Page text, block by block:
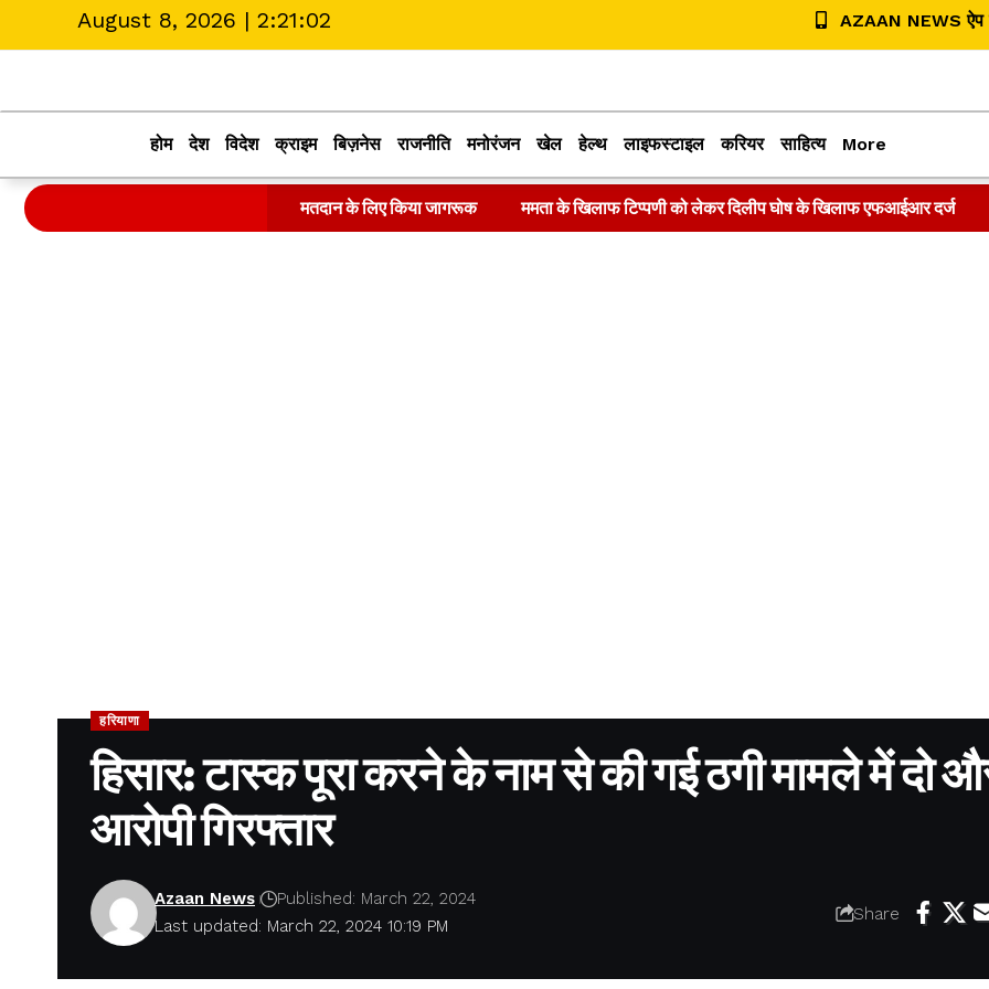
August 8, 2026 | 2:21:03 AZAAN NEWS ऐप
होम देश विदेश क्राइम बिज़नेस राजनीति मनोरंजन खेल हेल्थ लाइफस्टाइल करियर साहित्य More
मतदान के लिए किया जागरूक ममता के खिलाफ टिप्पणी को लेकर दिलीप घोष के खिलाफ एफआईआर दर्ज
हरियाणा
हिसार: टास्क पूरा करने के नाम से की गई ठगी मामले में दो
आरोपी गिरफ्तार
Last updated: March 22, 2024 10:19 PM
Azaan News Published: March 22, 2024
Share